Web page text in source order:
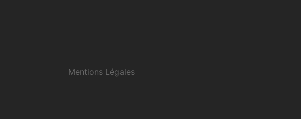
Mentions Légales